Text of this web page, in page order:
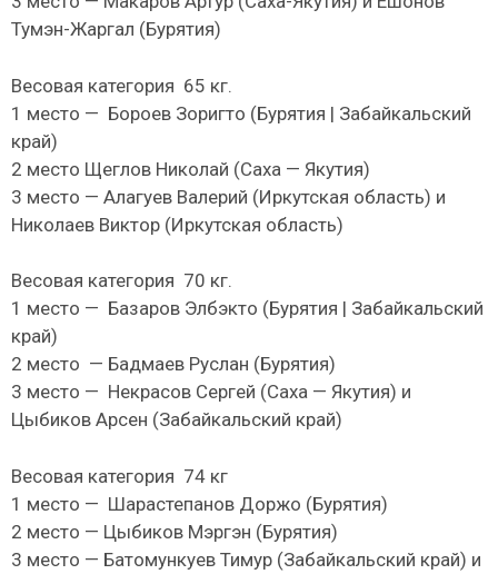
Тумэн-Жаргал (Бурятия)
Весовая категория 65 кг.
1 место — Бороев Зоригто (Бурятия | Забайкальский
край)
2 место Щеглов Николай (Саха — Якутия)
3 место — Алагуев Валерий (Иркутская область) и
Николаев Виктор (Иркутская область)
Весовая категория 70 кг.
1 место — Базаров Элбэкто (Бурятия | Забайкальский
край)
2 место — Бадмаев Руслан (Бурятия)
3 место — Некрасов Сергей (Саха — Якутия) и
Цыбиков Арсен (Забайкальский край)
Весовая категория 74 кг
1 место — Шарастепанов Доржо (Бурятия)
2 место — Цыбиков Мэргэн (Бурятия)
3 место — Батомункуев Тимур (Забайкальский край) и